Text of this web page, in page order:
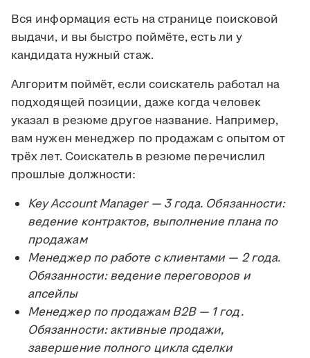
Вся информация есть на странице поисковой
выдачи, и вы быстро поймёте, есть ли у
кандидата нужный стаж.
Алгоритм поймёт, если соискатель работал на
подходящей позиции, даже когда человек
указал в резюме другое название. Например,
вам нужен менеджер по продажам с опытом от
трёх лет. Соискатель в резюме перечислил
прошлые должности:
Key Account Manager — 3 года. Обязанности:
ведение контрактов, выполнение плана по
продажам
Менеджер по работе с клиентами — 2 года.
Обязанности: ведение переговоров и
апсейлы
Менеджер по продажам B2B — 1 год.
Обязанности: активные продажи,
завершение полного цикла сделки